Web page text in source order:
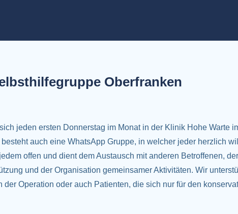
Oberfranken
jeden ersten Donnerstag im Monat in der Klinik Hohe Warte
auch eine WhatsApp Gruppe, in welcher jeder herzlich
offen und dient dem Austausch mit anderen Betroffenen, der
und der Organisation gemeinsamer Aktivitäten. Wir
der Operation oder auch Patienten, die sich nur für den